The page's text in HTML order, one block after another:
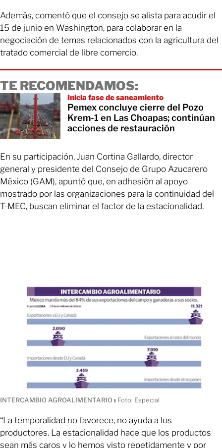
Además, comentó que el consejo se alista para acudir el
15 de junio en Washington, para colaborar en la
negociación de temas relacionados con la agricultura del
tratado comercial de libre comercio.
TE RECOMENDAMOS:
Inicia fase de saneamiento
Pemex concluye cierre del Pozo
Krem-1 en Las Choapas; continúan
acciones de restauración
En su participación, Juan Cortina Gallardo, director
general y presidente del Consejo de Grupo Azucarero
México (GAM), apuntó que, en adhesión al apoyo
mostrado por las organizaciones para la continuidad del
T-MEC, buscan eliminar el factor de la estacionalidad.
INTERCAMBIO AGROALIMENTARIO ı Foto: Especial
“La temporalidad no favorece, no ayuda a los
productores. La estacionalidad hace que los productos
sean más caros y lo hemos visto repetidamente y por